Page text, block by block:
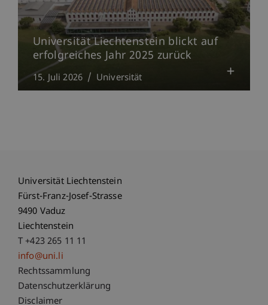
Universität Liechtenstein blickt auf
erfolgreiches Jahr 2025 zurück
15. Juli 2026 Universität
Universität Liechtenstein
Fürst-Franz-Josef-Strasse
9490 Vaduz
Liechtenstein
T +423 265 11 11
info@uni.li
Fußzeile Rechtliche Hinweise
Rechtssammlung
Datenschutzerklärung
Disclaimer